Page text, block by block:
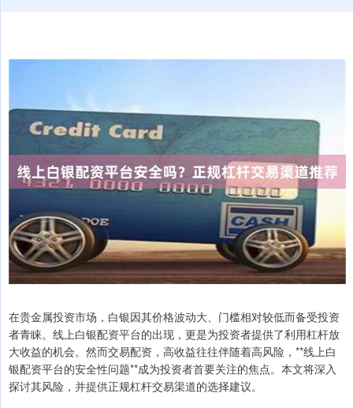
在贵金属投资市场，白银因其价格波动大、门槛相对较低而备受投资
者青睐。线上白银配资平台的出现，更是为投资者提供了利用杠杆放
大收益的机会。然而交易配资，高收益往往伴随着高风险，**线上白
银配资平台的安全性问题**成为投资者首要关注的焦点。本文将深入
探讨其风险，并提供正规杠杆交易渠道的选择建议。